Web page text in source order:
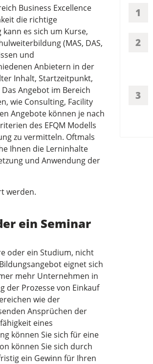
Business Excellence
die richtige
es sich um Kurse,
(MAS, DAS,
und
Anbietern in der
Inhalt, Startzeitpunkt,
Angebot im Bereich
wie Consulting, Facility
Angebote können je nach
des EFQM Modells
zu vermitteln. Oftmals
Ihnen die Lerninhalte
und Anwendung der
werden.
ein Seminar
oder ein Studium, nicht
eignet sich
mehr Unternehmen in
der Prozesse von Einkauf
wie der
Ansprüchen der
eines
können Sie sich für eine
können Sie sich durch
ein Gewinn für Ihren
1
2
3